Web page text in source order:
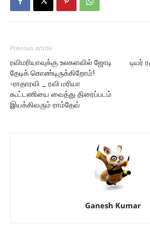
Previous article
ரவிமரியாவுக்கு உலகளவில் ஜோடி
தேடிக் கொண்டிருக்கிறோம்!
-ராதாரவி _ ரவி மரியா
கூட்டணியை வைத்து திரைப்படம்
இயக்கிவரும் ராம்தேவ்
டியர்
Ganesh Kumar